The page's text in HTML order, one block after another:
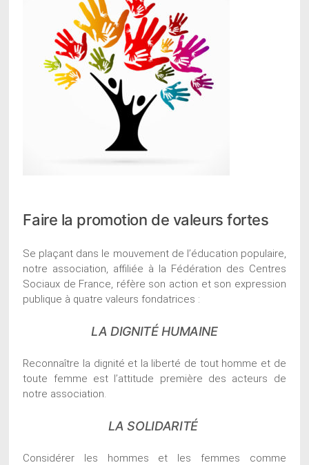
Faire la promotion de valeurs fortes
Se plaçant dans le mouvement de l’éducation populaire,
notre association, affiliée à la Fédération des Centres
Sociaux de France, réfère son action et son expression
publique à quatre valeurs fondatrices :
LA DIGNITÉ HUMAINE
Reconnaître la dignité et la liberté de tout homme et de
toute femme est l’attitude première des acteurs de
notre association.
LA SOLIDARITÉ
Considérer les hommes et les femmes comme